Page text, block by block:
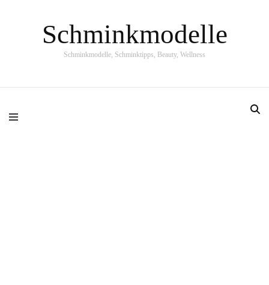
Schminkmodelle
Schminkmodelle, Schminktipps, Beauty, Wellness